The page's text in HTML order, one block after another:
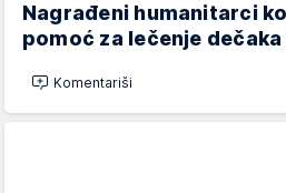
Nagrađeni humanitarci
pomoć za lečenje
Komentariši